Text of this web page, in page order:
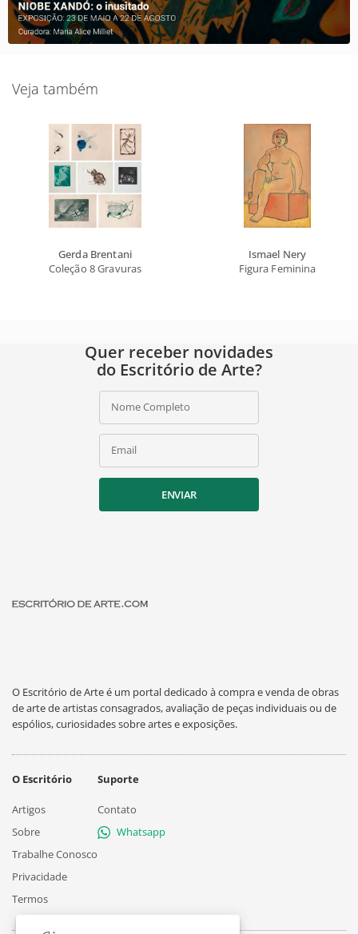
Veja também
Gerda Brentani
Coleção 8 Gravuras
Ismael Nery
Figura Feminina
Quer receber novidades
do Escritório de Arte?
Nome Completo
Email
ENVIAR
O Escritório de Arte é um portal dedicado à compra e venda de obras
de arte de artistas consagrados, avaliação de peças individuais ou de
espólios, curiosidades sobre artes e exposições.
O Escritório
Artigos
Sobre
Trabalhe Conosco
Privacidade
Termos
Suporte
Contato
Whatsapp